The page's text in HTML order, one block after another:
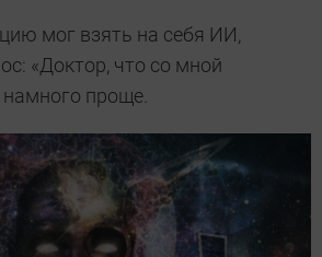
мог взять на себя ИИ,
«Доктор, что со мной
намного проще.